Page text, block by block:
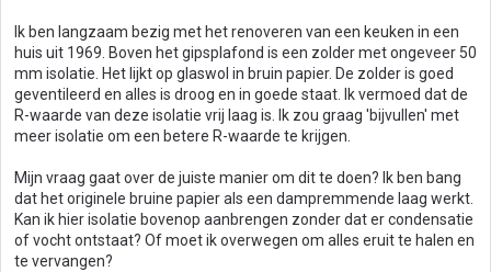
Ik ben langzaam bezig met het renoveren van een keuken in een
huis uit 1969. Boven het gipsplafond is een zolder met ongeveer 50
mm isolatie. Het lijkt op glaswol in bruin papier. De zolder is goed
geventileerd en alles is droog en in goede staat. Ik vermoed dat de
R-waarde van deze isolatie vrij laag is. Ik zou graag 'bijvullen' met
meer isolatie om een betere R-waarde te krijgen.
Mijn vraag gaat over de juiste manier om dit te doen? Ik ben bang
dat het originele bruine papier als een dampremmende laag werkt.
Kan ik hier isolatie bovenop aanbrengen zonder dat er condensatie
of vocht ontstaat? Of moet ik overwegen om alles eruit te halen en
te vervangen?